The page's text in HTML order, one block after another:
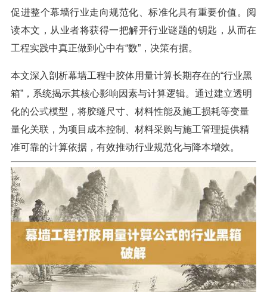
促进整个幕墙行业走向规范化、标准化具有重要价值。阅
读本文，从业者将获得一把解开行业谜题的钥匙，从而在
工程实践中真正做到心中有“数”，决策有据。
本文深入剖析幕墙工程中胶体用量计算长期存在的“行业黑
箱”，系统揭示其核心影响因素与计算逻辑。通过建立透明
化的公式模型，将胶缝尺寸、材料性能及施工损耗等变量
量化关联，为项目成本控制、材料采购与施工管理提供精
准可靠的计算依据，有效推动行业规范化与降本增效。